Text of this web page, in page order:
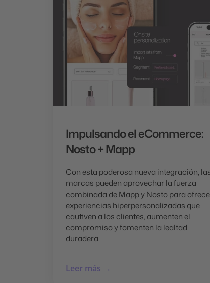
Impulsando el eCommerce:
Nosto + Mapp
Con esta poderosa nueva integración,
marcas pueden aprovechar la fuerza
combinada de Mapp y Nosto para
experiencias hiperpersonalizadas que
cautiven a los clientes, aumenten el
compromiso y fomenten la lealtad
duradera.
Leer más →